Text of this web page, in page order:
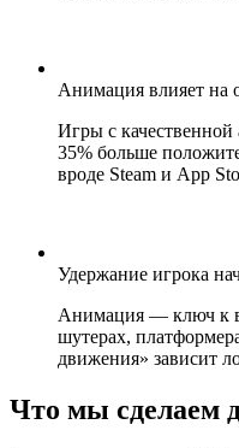
Анимация влияет на
Игры с
35% больше
вроде Steam и App
Удержание игрока
Анимация — ключ к
шутерах,
движения» зависит
Что мы сделаем